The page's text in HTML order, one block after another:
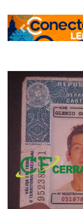
Previous